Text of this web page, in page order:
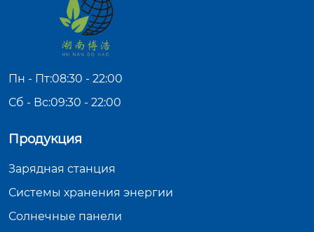
Пн - Пт:08:30 - 22:00
Сб - Вс:09:30 - 22:00
Продукция
Зарядная станция
Системы хранения энергии
Солнечные панели